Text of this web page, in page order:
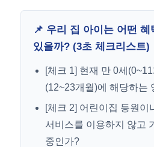
📌 우리 집 아이는 어떤
있을까? (3초 체크리스트)
[체크 1] 현재 만 0세
(12~23개월)에 해당하는
[체크 2] 어린이집 등원이
서비스를 이용하지 않고
중인가?